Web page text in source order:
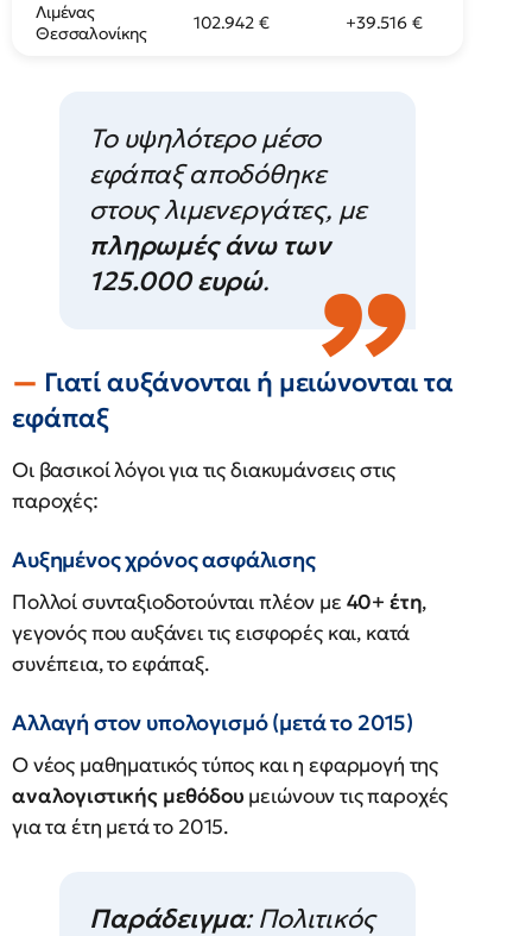
Λιμένας
Θεσσαλονίκης
102.942 € +39.516 €
Το υψηλότερο μέσο
εφάπαξ αποδόθηκε
στους λιμενεργάτες, με
πληρωμές άνω των
125.000 ευρώ.
Γιατί αυξάνονται ή μειώνονται τα
εφάπαξ
Οι βασικοί λόγοι για τις διακυμάνσεις στις
παροχές:
Αυξημένος χρόνος ασφάλισης
Πολλοί συνταξιοδοτούνται πλέον με 40+ έτη,
γεγονός που αυξάνει τις εισφορές και, κατά
συνέπεια, το εφάπαξ.
Αλλαγή στον υπολογισμό (μετά το 2015)
Ο νέος μαθηματικός τύπος και η εφαρμογή της
αναλογιστικής μεθόδου μειώνουν τις παροχές
για τα έτη μετά το 2015.
Παράδειγμα: Πολιτικός